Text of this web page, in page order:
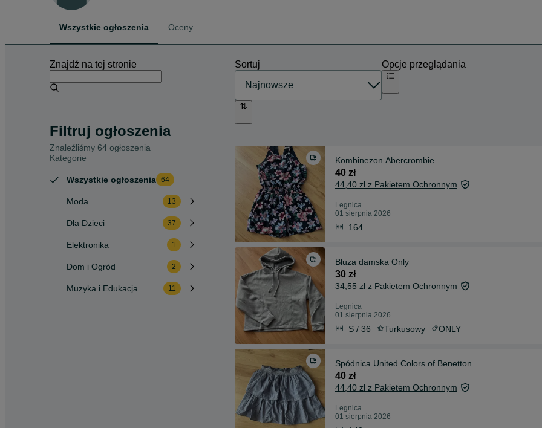
Wszystkie ogłoszenia Oceny
Znajdź na tej stronie
Filtruj ogłoszenia
Znaleźliśmy 64 ogłoszenia
Kategorie
Wszystkie ogłoszenia 64
Moda 13
Dla Dzieci 37
Elektronika 1
Dom i Ogród 2
Muzyka i Edukacja 11
Sortuj Opcje przeglądania
Kombinezon Abercrombie
40 zł
44,40 zł z Pakietem Ochronnym
Legnica
01 sierpnia 2026
164
Bluza damska Only
30 zł
34,55 zł z Pakietem Ochronnym
Legnica
01 sierpnia 2026
S / 36 Turkusowy ONLY
Spódnica United Colors of Benetton
40 zł
44,40 zł z Pakietem Ochronnym
Legnica
01 sierpnia 2026